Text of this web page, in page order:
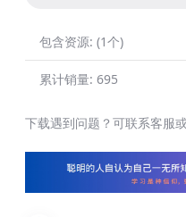
包含资源: (1个)
累计销量: 695
下载遇到问题？可联系客服